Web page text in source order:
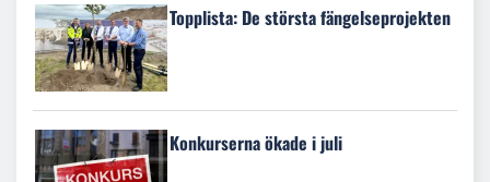
Topplista: De största fängelseprojekten
Konkurserna ökade i juli